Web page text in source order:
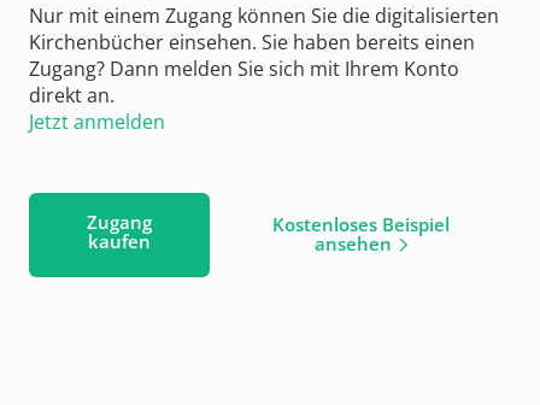
Nur mit einem Zugang können Sie die digitalisierten
Kirchenbücher einsehen. Sie haben bereits einen
Zugang? Dann melden Sie sich mit Ihrem Konto
direkt an.
Jetzt anmelden
Zugang
kaufen
Kostenloses Beispiel
ansehen